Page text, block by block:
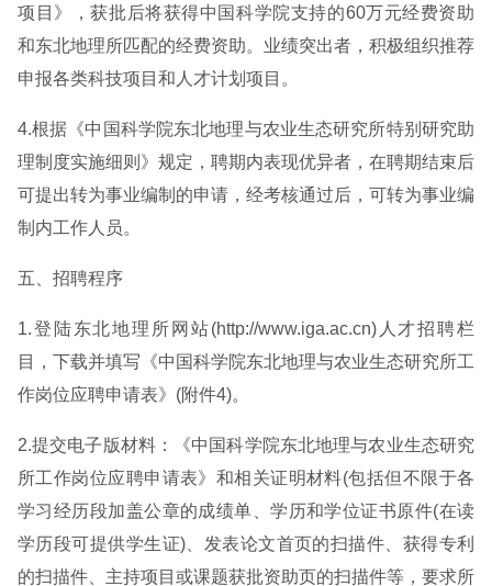
项目》，获批后将获得中国科学院支持的60万元经费资助
和东北地理所匹配的经费资助。业绩突出者，积极组织推荐
申报各类科技项目和人才计划项目。
4.根据《中国科学院东北地理与农业生态研究所特别研究助
理制度实施细则》规定，聘期内表现优异者，在聘期结束后
可提出转为事业编制的申请，经考核通过后，可转为事业编
制内工作人员。
五、招聘程序
1.登陆东北地理所网站(http://www.iga.ac.cn)人才招聘栏
目，下载并填写《中国科学院东北地理与农业生态研究所工
作岗位应聘申请表》(附件4)。
2.提交电子版材料：《中国科学院东北地理与农业生态研究
所工作岗位应聘申请表》和相关证明材料(包括但不限于各
学习经历段加盖公章的成绩单、学历和学位证书原件(在读
学历段可提供学生证)、发表论文首页的扫描件、获得专利
的扫描件、主持项目或课题获批资助页的扫描件等，要求所